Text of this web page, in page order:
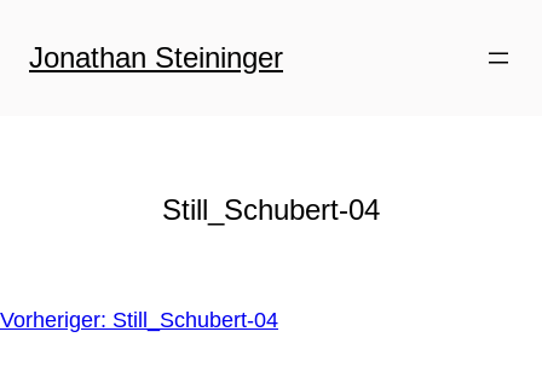
InhaltJonathan Steininger
Still_Schubert-04
Vorheriger: Still_Schubert-04